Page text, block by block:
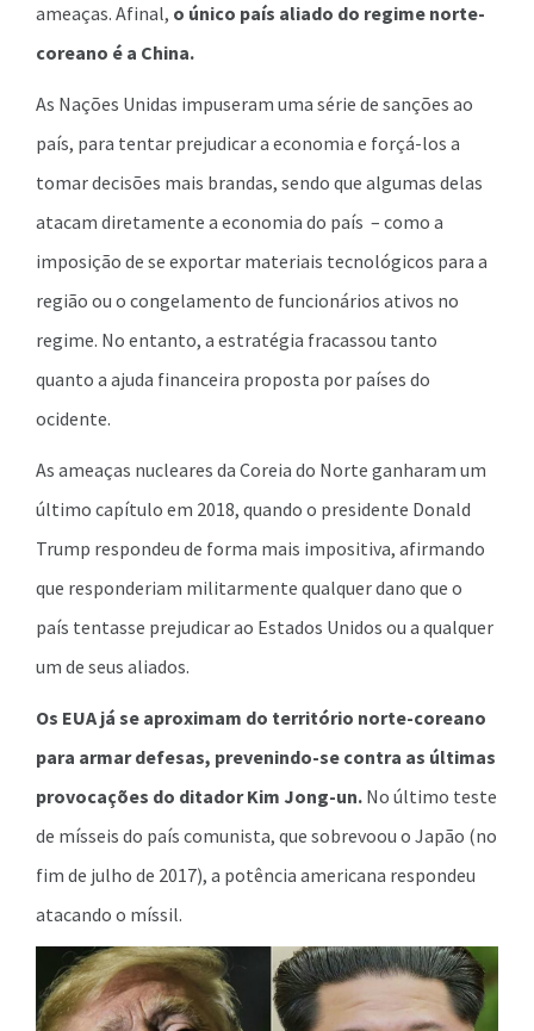
ameaças. Afinal, o único país aliado do regime norte-
coreano é a China.
As Nações Unidas impuseram uma série de sanções ao
país, para tentar prejudicar a economia e forçá-los a
tomar decisões mais brandas, sendo que algumas delas
atacam diretamente a economia do país – como a
imposição de se exportar materiais tecnológicos para a
região ou o congelamento de funcionários ativos no
regime. No entanto, a estratégia fracassou tanto
quanto a ajuda financeira proposta por países do
ocidente.
As ameaças nucleares da Coreia do Norte ganharam um
último capítulo em 2018, quando o presidente Donald
Trump respondeu de forma mais impositiva, afirmando
que responderiam militarmente qualquer dano que o
país tentasse prejudicar ao Estados Unidos ou a qualquer
um de seus aliados.
Os EUA já se aproximam do território norte-coreano
para armar defesas, prevenindo-se contra as últimas
provocações do ditador Kim Jong-un. No último teste
de mísseis do país comunista, que sobrevoou o Japão (no
fim de julho de 2017), a potência americana respondeu
atacando o míssil.